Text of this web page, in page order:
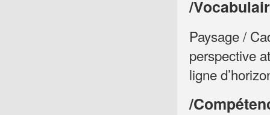
/
Paysage /
perspective
ligne
/